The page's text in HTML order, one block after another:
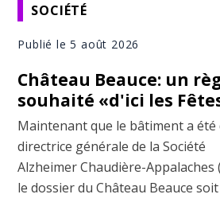
SOCIÉTÉ
Publié le 5 août 2026
Château Beauce: un
souhaité «d'ici les
Maintenant que le bâtiment a été
directrice générale de la Société
Alzheimer Chaudière-Appalaches
le dossier du Château Beauce